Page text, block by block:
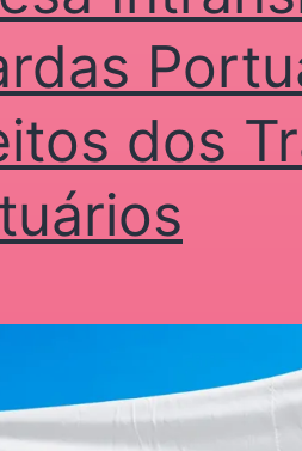
dos